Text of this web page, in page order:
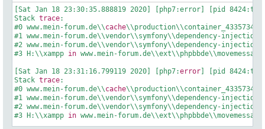
[Sat Jan 18 23:30:35.888819 2020] [php7:error] [pid
Stack trace:
#0 www.mein-forum.de\\cache
#1 www.mein-forum.de\\vendor\\symfony\\dependency-
#2 www.mein-forum.de\\vendor\\symfony\\dependency-
#3 H:\\xampp in www.mein-
[Sat Jan 18 23:31: 16.799119 2020 ] [php7:error ] [pid 8424
Stack trace:
#0 www.mein-forum.de\\cache
#1 www.mein-forum.de\\vendor\\symfony\\dependency-
#2 www.mein-forum.de\\vendor\\symfony\\dependency-
#3 H:\\xampp in www.mein-